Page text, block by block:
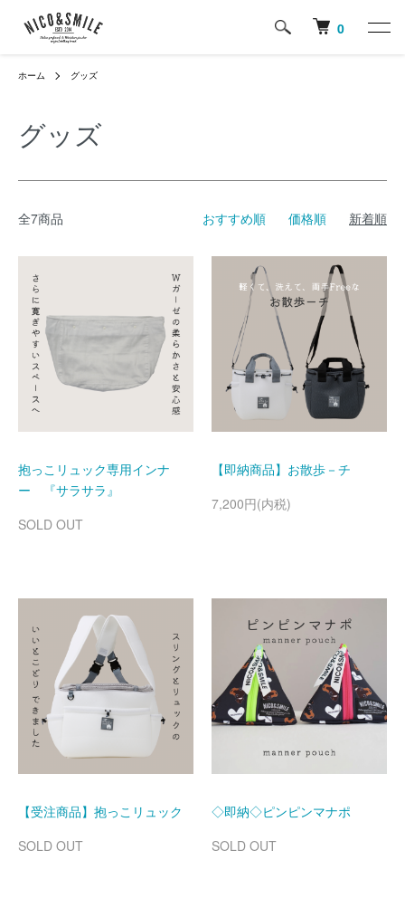
0
ホーム グッズ
グッズ
全7商品 おすすめ順 価格順 新着順
抱っこリュック専用インナ
ー 『サラサラ』
SOLD OUT
【即納商品】お散歩－チ
7,200円(内税)
【受注商品】抱っこリュック
SOLD OUT
◇即納◇ピンピンマナポ
SOLD OUT